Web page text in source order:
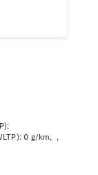
0 g/km